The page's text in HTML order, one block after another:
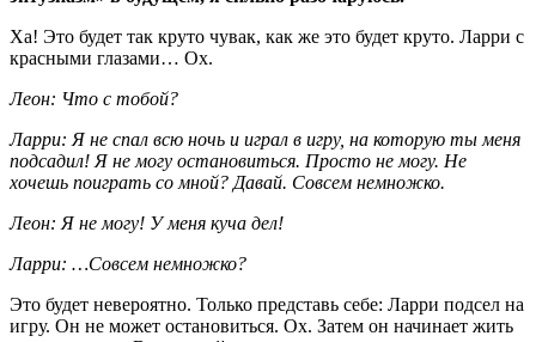
Ха! Это будет так круто чувак, как же это будет круто. Ларри с
красными глазами… Ох.
Леон: Что с тобой?
Ларри: Я не спал всю ночь и играл в игру, на которую ты меня
подсадил! Я не могу остановиться. Просто не могу. Не
хочешь поиграть со мной? Давай. Совсем немножко.
Леон: Я не могу! У меня куча дел!
Ларри: …Совсем немножко?
Это будет невероятно. Только представь себе: Ларри подсел на
игру. Он не может остановиться. Ох. Затем он начинает жить